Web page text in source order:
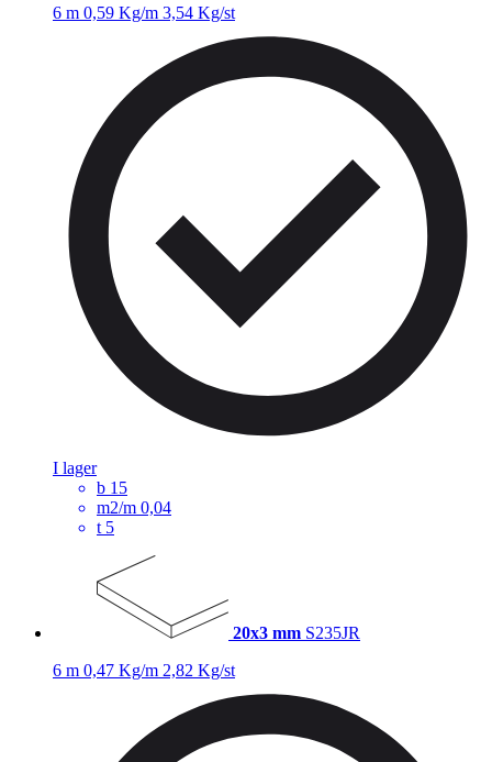
6 m 0,59 Kg/m 3,54 Kg/st
I lager
b 15
m2/m 0,04
t 5
20x3 mm S235JR
6 m 0,47 Kg/m 2,82 Kg/st